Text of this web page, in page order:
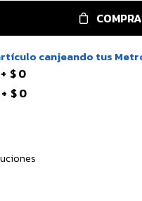
canjeando tus
$ 0
$ 0